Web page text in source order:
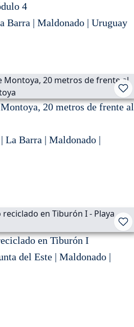
4
Barra | Maldonado | Uruguay
20 metros de frente al
La Barra | Maldonado |
en Tiburón I
del Este | Maldonado |